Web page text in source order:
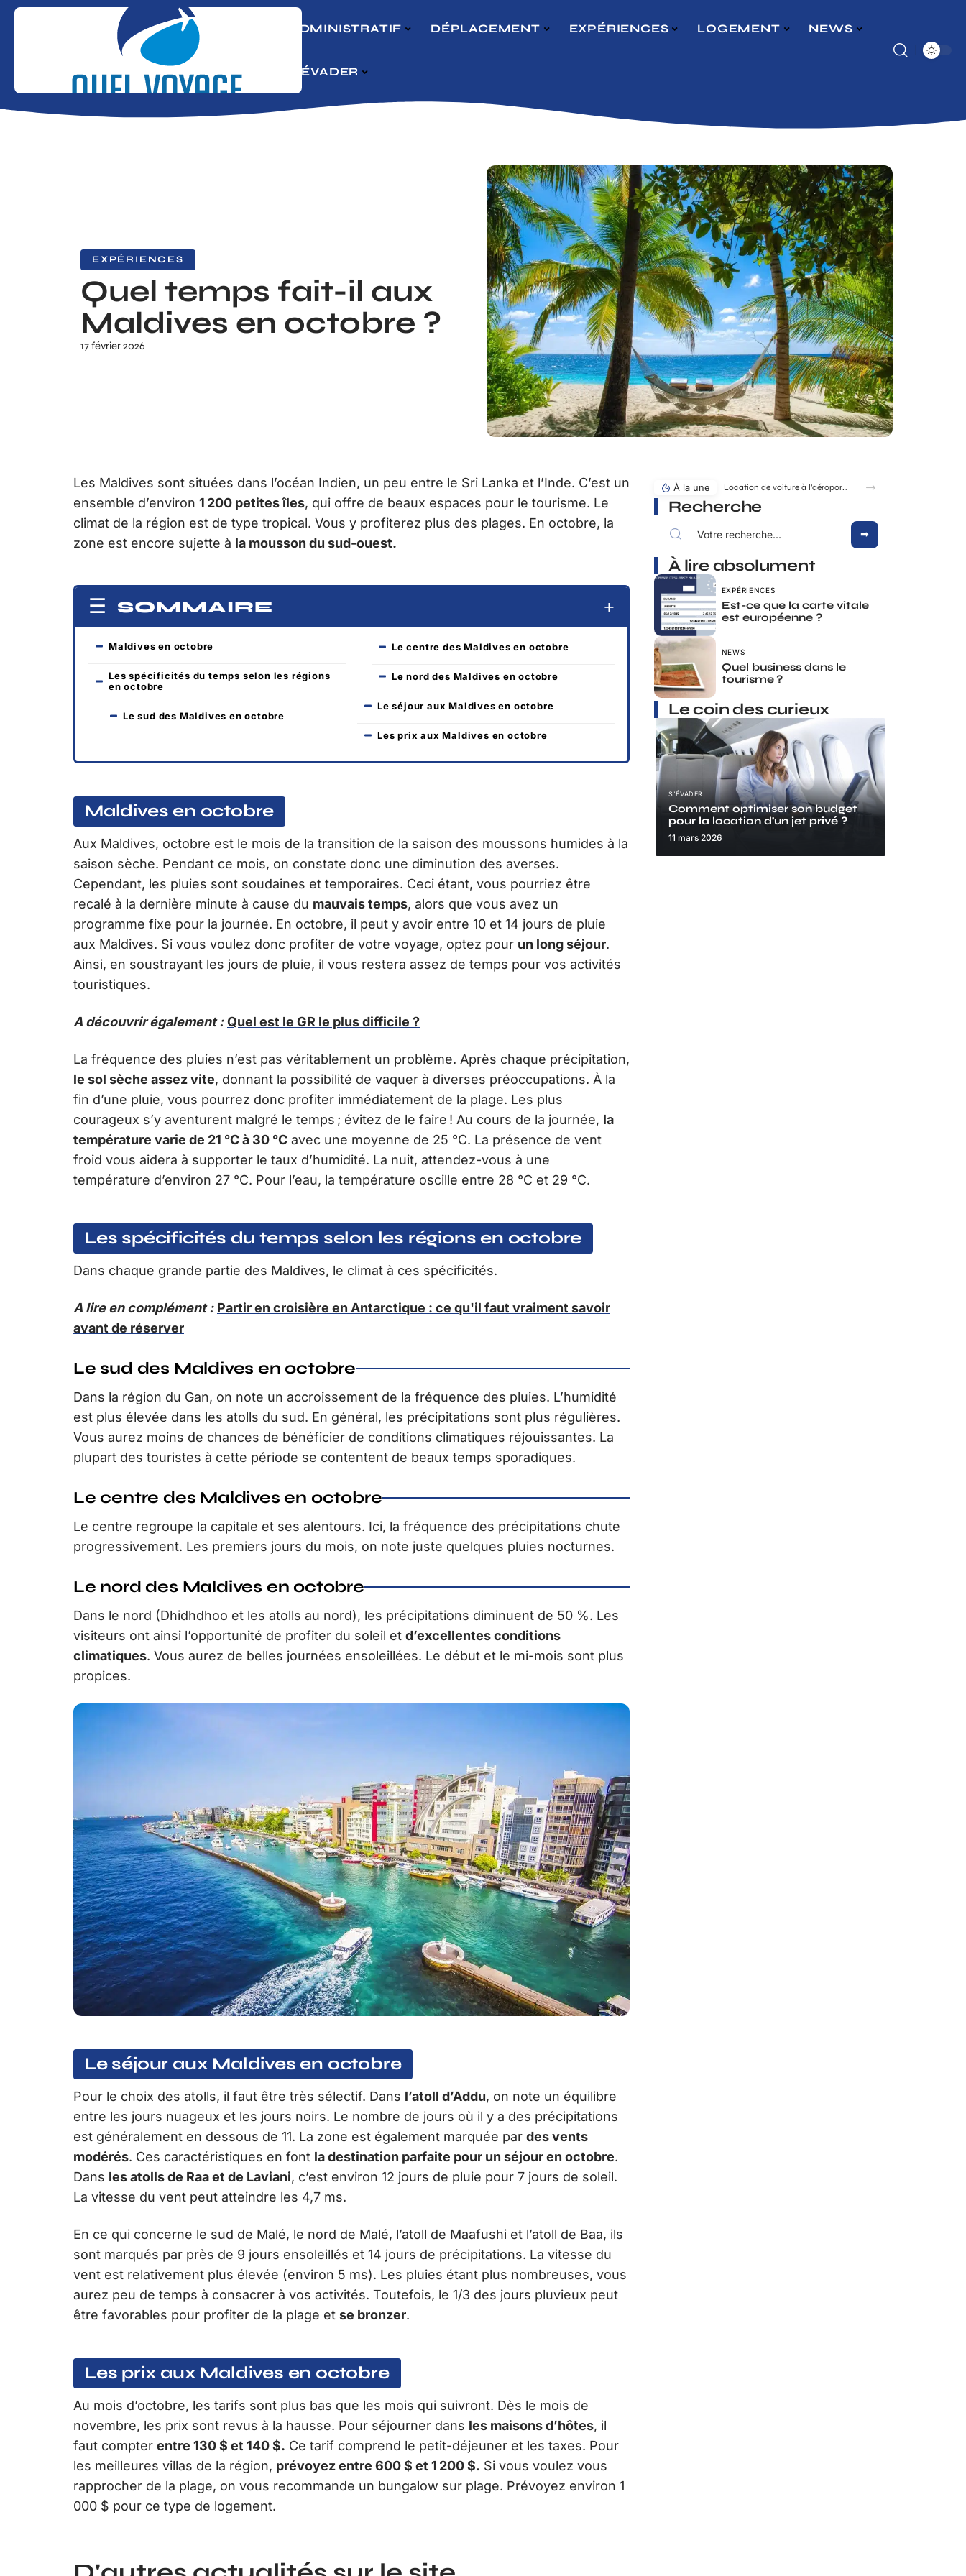
ADMINISTRATIF DÉPLACEMENT EXPÉRIENCES LOGEMENT NEWS
S’ÉVADER
EXPÉRIENCES
Quel temps fait-il aux
Maldives en octobre ?
17 février 2026
Les Maldives sont situées dans l’océan Indien, un peu entre le Sri Lanka et l’Inde. C’est un
ensemble d’environ 1 200 petites îles, qui offre de beaux espaces pour le tourisme. Le
climat de la région est de type tropical. Vous y profiterez plus des plages. En octobre, la
zone est encore sujette à la mousson du sud-ouest.
SOMMAIRE
Maldives en octobre
Les spécificités du temps selon les régions
en octobre
Le sud des Maldives en octobre
Le centre des Maldives en octobre
Le nord des Maldives en octobre
Le séjour aux Maldives en octobre
Les prix aux Maldives en octobre
Maldives en octobre
Aux Maldives, octobre est le mois de la transition de la saison des moussons humides à la
saison sèche. Pendant ce mois, on constate donc une diminution des averses.
Cependant, les pluies sont soudaines et temporaires. Ceci étant, vous pourriez être
recalé à la dernière minute à cause du mauvais temps, alors que vous avez un
programme fixe pour la journée. En octobre, il peut y avoir entre 10 et 14 jours de pluie
aux Maldives. Si vous voulez donc profiter de votre voyage, optez pour un long séjour.
Ainsi, en soustrayant les jours de pluie, il vous restera assez de temps pour vos activités
touristiques.
A découvrir également : Quel est le GR le plus difficile ?
La fréquence des pluies n’est pas véritablement un problème. Après chaque précipitation,
le sol sèche assez vite, donnant la possibilité de vaquer à diverses préoccupations. À la
fin d’une pluie, vous pourrez donc profiter immédiatement de la plage. Les plus
courageux s’y aventurent malgré le temps ; évitez de le faire ! Au cours de la journée, la
température varie de 21 °C à 30 °C avec une moyenne de 25 °C. La présence de vent
froid vous aidera à supporter le taux d’humidité. La nuit, attendez-vous à une
température d’environ 27 °C. Pour l’eau, la température oscille entre 28 °C et 29 °C.
Les spécificités du temps selon les régions en octobre
Dans chaque grande partie des Maldives, le climat à ces spécificités.
A lire en complément : Partir en croisière en Antarctique : ce qu'il faut vraiment savoir
avant de réserver
Le sud des Maldives en octobre
Dans la région du Gan, on note un accroissement de la fréquence des pluies. L’humidité
est plus élevée dans les atolls du sud. En général, les précipitations sont plus régulières.
Vous aurez moins de chances de bénéficier de conditions climatiques réjouissantes. La
plupart des touristes à cette période se contentent de beaux temps sporadiques.
Le centre des Maldives en octobre
Le centre regroupe la capitale et ses alentours. Ici, la fréquence des précipitations chute
progressivement. Les premiers jours du mois, on note juste quelques pluies nocturnes.
Le nord des Maldives en octobre
Dans le nord (Dhidhdhoo et les atolls au nord), les précipitations diminuent de 50 %. Les
visiteurs ont ainsi l’opportunité de profiter du soleil et d’excellentes conditions
climatiques. Vous aurez de belles journées ensoleillées. Le début et le mi-mois sont plus
propices.
Le séjour aux Maldives en octobre
Pour le choix des atolls, il faut être très sélectif. Dans l’atoll d’Addu, on note un équilibre
entre les jours nuageux et les jours noirs. Le nombre de jours où il y a des précipitations
est généralement en dessous de 11. La zone est également marquée par des vents
modérés. Ces caractéristiques en font la destination parfaite pour un séjour en octobre.
Dans les atolls de Raa et de Laviani, c’est environ 12 jours de pluie pour 7 jours de soleil.
La vitesse du vent peut atteindre les 4,7 ms.
En ce qui concerne le sud de Malé, le nord de Malé, l’atoll de Maafushi et l’atoll de Baa, ils
sont marqués par près de 9 jours ensoleillés et 14 jours de précipitations. La vitesse du
vent est relativement plus élevée (environ 5 ms). Les pluies étant plus nombreuses, vous
aurez peu de temps à consacrer à vos activités. Toutefois, le 1/3 des jours pluvieux peut
être favorables pour profiter de la plage et se bronzer.
Les prix aux Maldives en octobre
Au mois d’octobre, les tarifs sont plus bas que les mois qui suivront. Dès le mois de
novembre, les prix sont revus à la hausse. Pour séjourner dans les maisons d’hôtes, il
faut compter entre 130 $ et 140 $. Ce tarif comprend le petit-déjeuner et les taxes. Pour
les meilleures villas de la région, prévoyez entre 600 $ et 1 200 $. Si vous voulez vous
rapprocher de la plage, on vous recommande un bungalow sur plage. Prévoyez environ 1
000 $ pour ce type de logement.
À la une Location de voiture à l’aéroport de Montpellier : à quel moment faut-il réserver ?
Recherche
À lire absolument
EXPÉRIENCES
Est-ce que la carte vitale
est européenne ?
NEWS
Quel business dans le
tourisme ?
Le coin des curieux
S'ÉVADER
Comment optimiser son budget
pour la location d’un jet privé ?
11 mars 2026